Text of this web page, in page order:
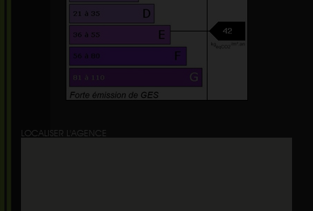
LOCALISER L'AGENCE